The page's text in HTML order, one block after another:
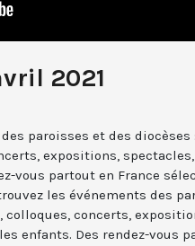
2021
paroisses et des diocèses :
expositions,
vous partout en France
les événements des
colloques, concerts,
enfants. Des rendez-vous